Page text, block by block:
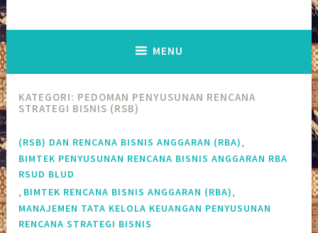
MENU
KATEGORI: PEDOMAN PENYUSUNAN RENCANA
STRATEGI BISNIS (RSB)
(RSB) DAN RENCANA BISNIS ANGGARAN (RBA),
BIMTEK PENYUSUNAN RENCANA BISNIS ANGGARAN RBA
RSUD BLUD
, BIMTEK RENCANA BISNIS ANGGARAN (RBA),
MANAJEMEN TATA KELOLA KEUANGAN PENYUSUNAN
RENCANA STRATEGI BISNIS